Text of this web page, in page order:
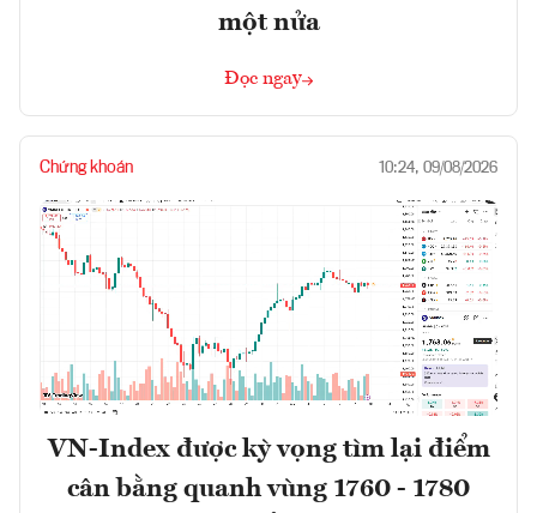
một nửa
Đọc ngay
Chứng khoán 10:24, 09/08/2026
VN-Index được kỳ vọng tìm lại điểm
cân bằng quanh vùng 1760 - 1780